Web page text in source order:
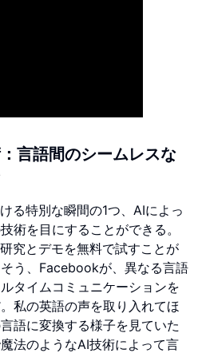
言語間のシームレスな
る特別な瞬間の1つ、AIによっ
術を目にすることができる。
究とデモを無料で試すことが
う、Facebookが、異なる言語
タイムコミュニケーションを
私の英語の声を取り入れてほ
語に変換する様子を見ていた
法のようなAI技術によって言